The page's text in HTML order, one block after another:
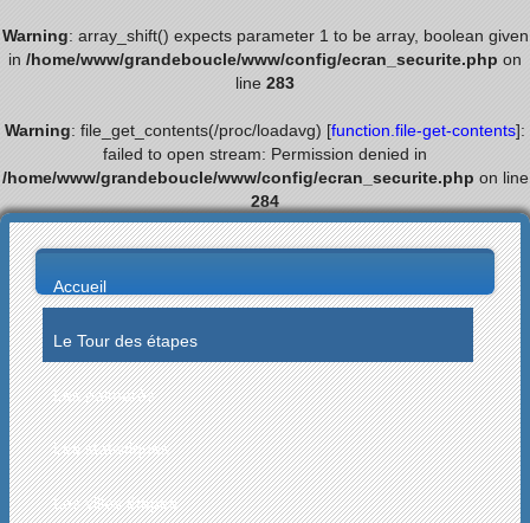
Warning: array_shift() expects parameter 1 to be array, boolean given
in /home/www/grandeboucle/www/config/ecran_securite.php on
line 283
Warning: file_get_contents(/proc/loadavg) [function.file-get-contents]:
failed to open stream: Permission denied in
/home/www/grandeboucle/www/config/ecran_securite.php on line
284
Accueil
Le Tour des étapes
Les palmarès
Les statistiques
Les villes étapes